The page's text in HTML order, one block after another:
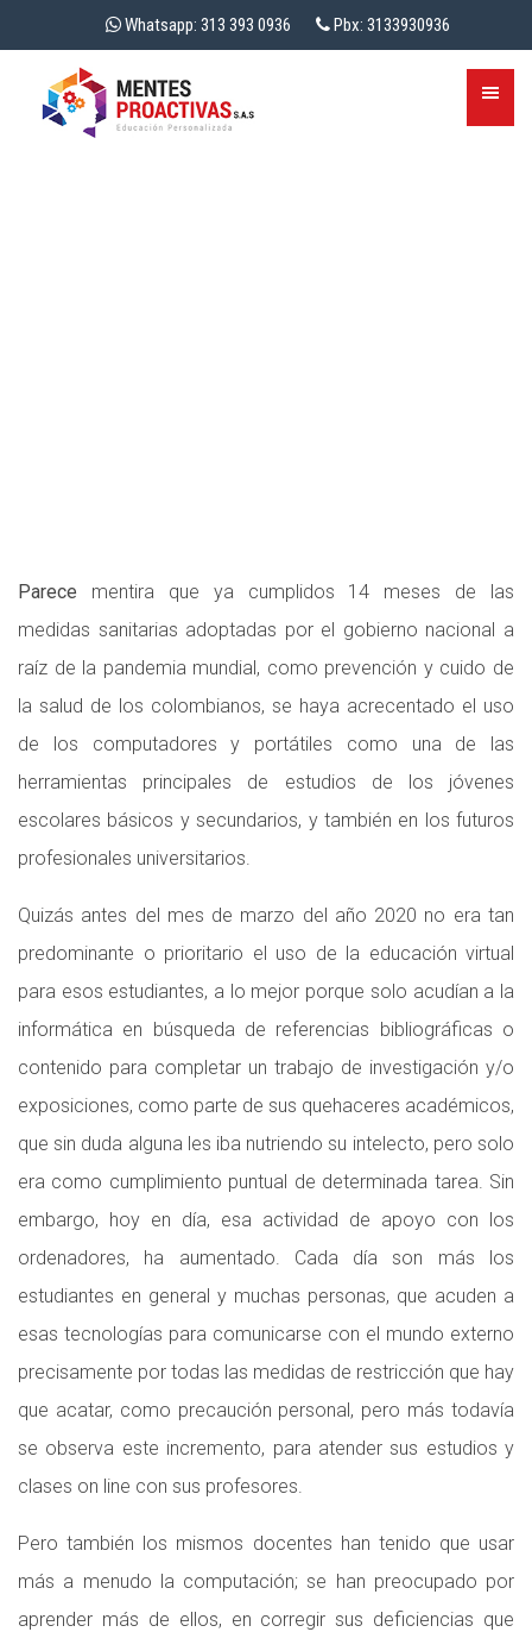
Whatsapp: 313 393 0936 Pbx: 3133930936
Parece mentira que ya cumplidos 14 meses de las
medidas sanitarias adoptadas por el gobierno nacional a
raíz de la pandemia mundial, como prevención y cuido de
la salud de los colombianos, se haya acrecentado el uso
de los computadores y portátiles como una de las
herramientas principales de estudios de los jóvenes
escolares básicos y secundarios, y también en los futuros
profesionales universitarios.
Quizás antes del mes de marzo del año 2020 no era tan
predominante o prioritario el uso de la educación virtual
para esos estudiantes, a lo mejor porque solo acudían a la
informática en búsqueda de referencias bibliográficas o
contenido para completar un trabajo de investigación y/o
exposiciones, como parte de sus quehaceres académicos,
que sin duda alguna les iba nutriendo su intelecto, pero solo
era como cumplimiento puntual de determinada tarea. Sin
embargo, hoy en día, esa actividad de apoyo con los
ordenadores, ha aumentado. Cada día son más los
estudiantes en general y muchas personas, que acuden a
esas tecnologías para comunicarse con el mundo externo
precisamente por todas las medidas de restricción que hay
que acatar, como precaución personal, pero más todavía
se observa este incremento, para atender sus estudios y
clases on line con sus profesores.
Pero también los mismos docentes han tenido que usar
más a menudo la computación; se han preocupado por
aprender más de ellos, en corregir sus deficiencias que